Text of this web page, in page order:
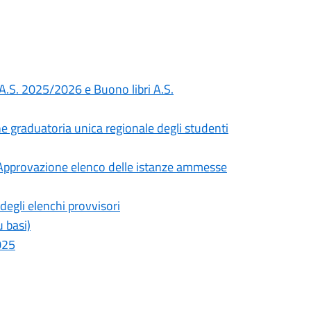
2025/2026 e Buono libri A.S.
graduatoria unica regionale degli studenti
elenco delle istanze ammesse
elenchi provvisori
basi)